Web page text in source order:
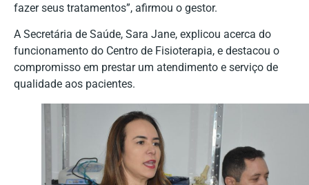
fazer seus tratamentos”, afirmou o gestor.
A Secretária de Saúde, Sara Jane, explicou acerca do
funcionamento do Centro de Fisioterapia, e destacou o
compromisso em prestar um atendimento e serviço de
qualidade aos pacientes.